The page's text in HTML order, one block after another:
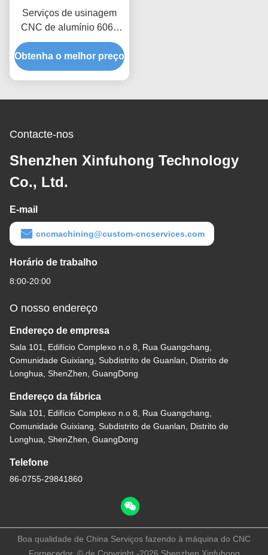
Serviços de usinagem
CNC de alumínio 6061
polido para automóveis /
indústria
Obtenha o melhor preço
Contacte-nos
Shenzhen Xinfuhong Technology
Co., Ltd.
E-mail
cncmachining@custom-cncservices.com
Horário de trabalho
8:00-20:00
O nosso endereço
Endereço de empresa
Sala 101, Edifício Complexo n.o 8, Rua Guangchang,
Comunidade Guixiang, Subdistrito de Guanlan, Distrito de
Longhua, ShenZhen, GuangDong
Endereço da fábrica
Sala 101, Edifício Complexo n.o 8, Rua Guangchang,
Comunidade Guixiang, Subdistrito de Guanlan, Distrito de
Longhua, ShenZhen, GuangDong
Telefone
86-0755-29841860
Boa qualidade de China Serviços fazendo à máquina do CNC